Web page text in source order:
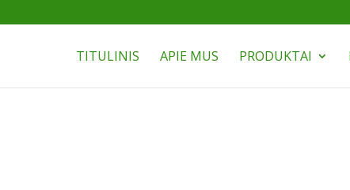
TITULINIS APIE MUS PRODUKTAI